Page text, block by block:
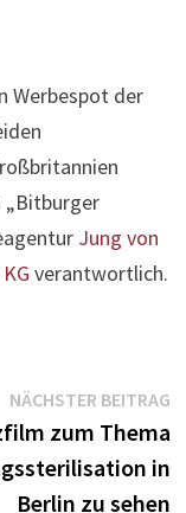
Werbespot der
„Bitburger
Jung von
verantwortlich.
NÄCHSTER BEITRAG
zum Thema
in
Berlin zu sehen